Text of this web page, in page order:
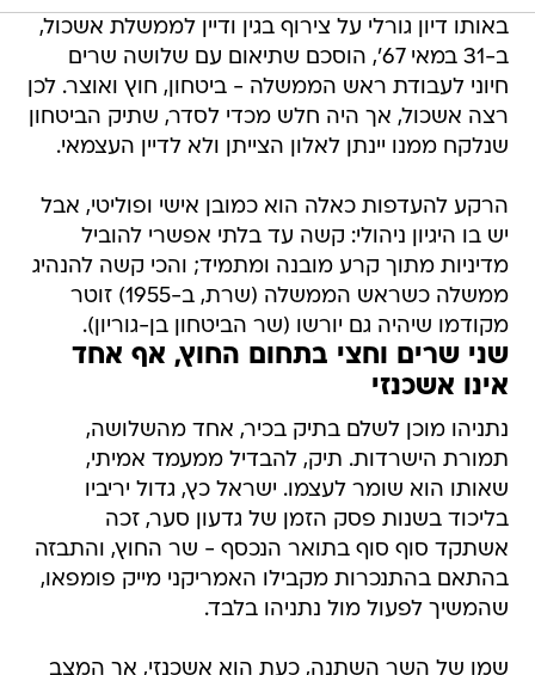
באותו דיון גורלי על צירוף בגין ודיין לממשלת אשכול,
ב-31 במאי 67', הוסכם שתיאום עם שלושה שרים
חיוני לעבודת ראש הממשלה - ביטחון, חוץ ואוצר. לכן
רצה אשכול, אך היה חלש מכדי לסדר, שתיק הביטחון
שנלקח ממנו יינתן לאלון הצייתן ולא לדיין העצמאי.
הרקע להעדפות כאלה הוא כמובן אישי ופוליטי, אבל
יש בו היגיון ניהולי: קשה עד בלתי אפשרי להוביל
מדיניות מתוך קרע מובנה ומתמיד; והכי קשה להנהיג
ממשלה כשראש הממשלה (שרת, ב-1955) זוטר
מקודמו שיהיה גם יורשו (שר הביטחון בן-גוריון).
שני שרים וחצי בתחום החוץ, אף אחד
אינו אשכנזי
נתניהו מוכן לשלם בתיק בכיר, אחד מהשלושה,
תמורת הישרדות. תיק, להבדיל ממעמד אמיתי,
שאותו הוא שומר לעצמו. ישראל כץ, גדול יריביו
בליכוד בשנות פסק הזמן של גדעון סער, זכה
אשתקד סוף סוף בתואר הנכסף - שר החוץ, והתבזה
בהתאם בהתנכרות מקבילו האמריקני מייק פומפאו,
שהמשיך לפעול מול נתניהו בלבד.
שמו של השר השתנה, כעת הוא אשכנזי, אך המצב